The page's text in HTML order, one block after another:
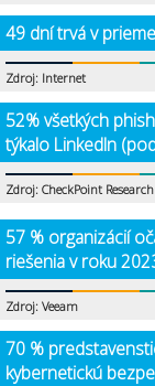
49 dní trvá v
Zdroj: Internet
52% všetkých
týkalo LinkedIn
Zdroj: CheckPoint Research
57 % organizácií
riešenia v roku
Zdroj: Veeam
70 %
kybernetickú